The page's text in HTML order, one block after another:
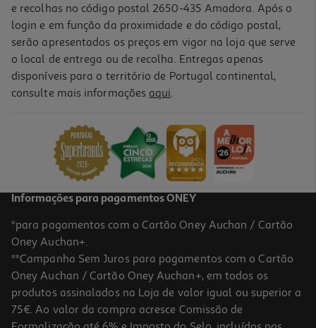
Forno Multifunções Teka Hlb 8408 Bk Preto A+ 71l 3215w
499,99 €
e recolhas no código postal 2650-435 Amadora. Após o
login e em função da proximidade e do código postal,
serão apresentados os preços em vigor na loja que serve
o local de entrega ou de recolha. Entregas apenas
disponíveis para o território de Portugal continental,
consulte mais informações aqui.
Informações para pagamentos ONEY
*para pagamentos com o Cartão Oney Auchan / Cartão
Oney Auchan+.
**Campanha Sem Juros para pagamentos com o Cartão
Oney Auchan / Cartão Oney Auchan+, em todos os
produtos assinalados na Loja de valor igual ou superior a
75€. Ao valor da compra acresce Comissão de